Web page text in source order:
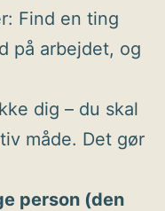
Find en ting
på arbejdet, og
dig – du skal
måde. Det gør
person (den